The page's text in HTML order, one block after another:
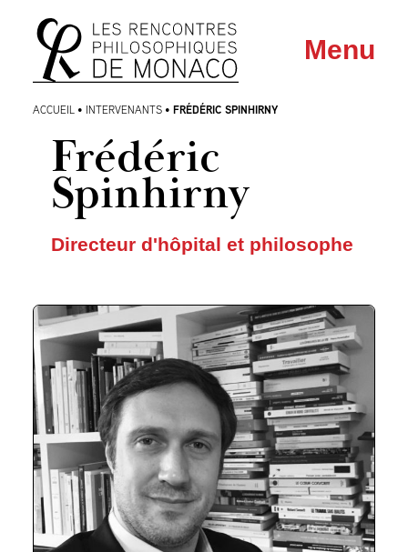
Aller
au
menu
Aller au
contenu
Menu
ACCUEIL • INTERVENANTS • FRÉDÉRIC SPINHIRNY
Frédéric
Spinhirny
Directeur d'hôpital et philosophe